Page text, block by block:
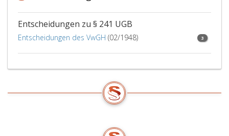
Entscheidungen zu § 241 UGB
Entscheidungen des VwGH (02/1948) 3